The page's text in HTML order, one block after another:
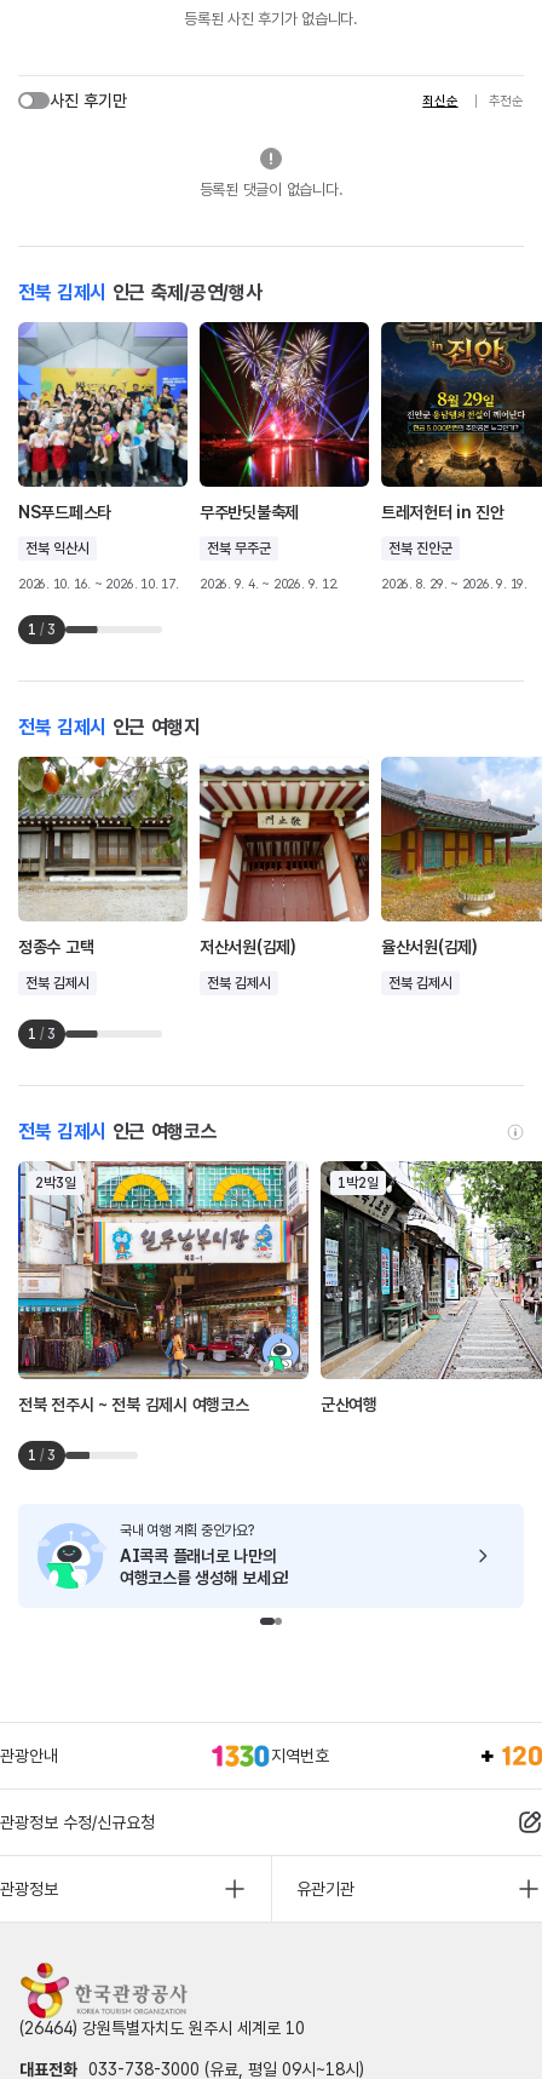
등록된 사진 후기가 없습니다.
사진 후기만 최신순 추천순
등록된 댓글이 없습니다.
전북 김제시 인근 축제/공연/행사
NS푸드페스타
전북 익산시
2026. 10. 16. ~ 2026. 10. 17.
무주반딧불축제
전북 무주군
2026. 9. 4. ~ 2026. 9. 12.
트레저헌터 in 진안
전북 진안군
2026. 8. 29. ~ 2026. 9. 19.
1 / 3
전북 김제시 인근 여행지
정종수 고택
전북 김제시
저산서원(김제)
전북 김제시
율산서원(김제)
전북 김제시
1 / 3
전북 김제시 인근 여행코스
2박3일
전북 전주시 ~ 전북 김제시 여행코스
1박2일
군산여행
1 / 3
국내 여행 계획 중인가요?
AI콕콕 플래너로 나만의
여행코스를 생성해 보세요!
관광안내 지역번호
관광정보 수정/신규요청
관광정보 유관기관
(26464) 강원특별자치도 원주시 세계로 10
대표전화 033-738-3000 (유료, 평일 09시~18시)